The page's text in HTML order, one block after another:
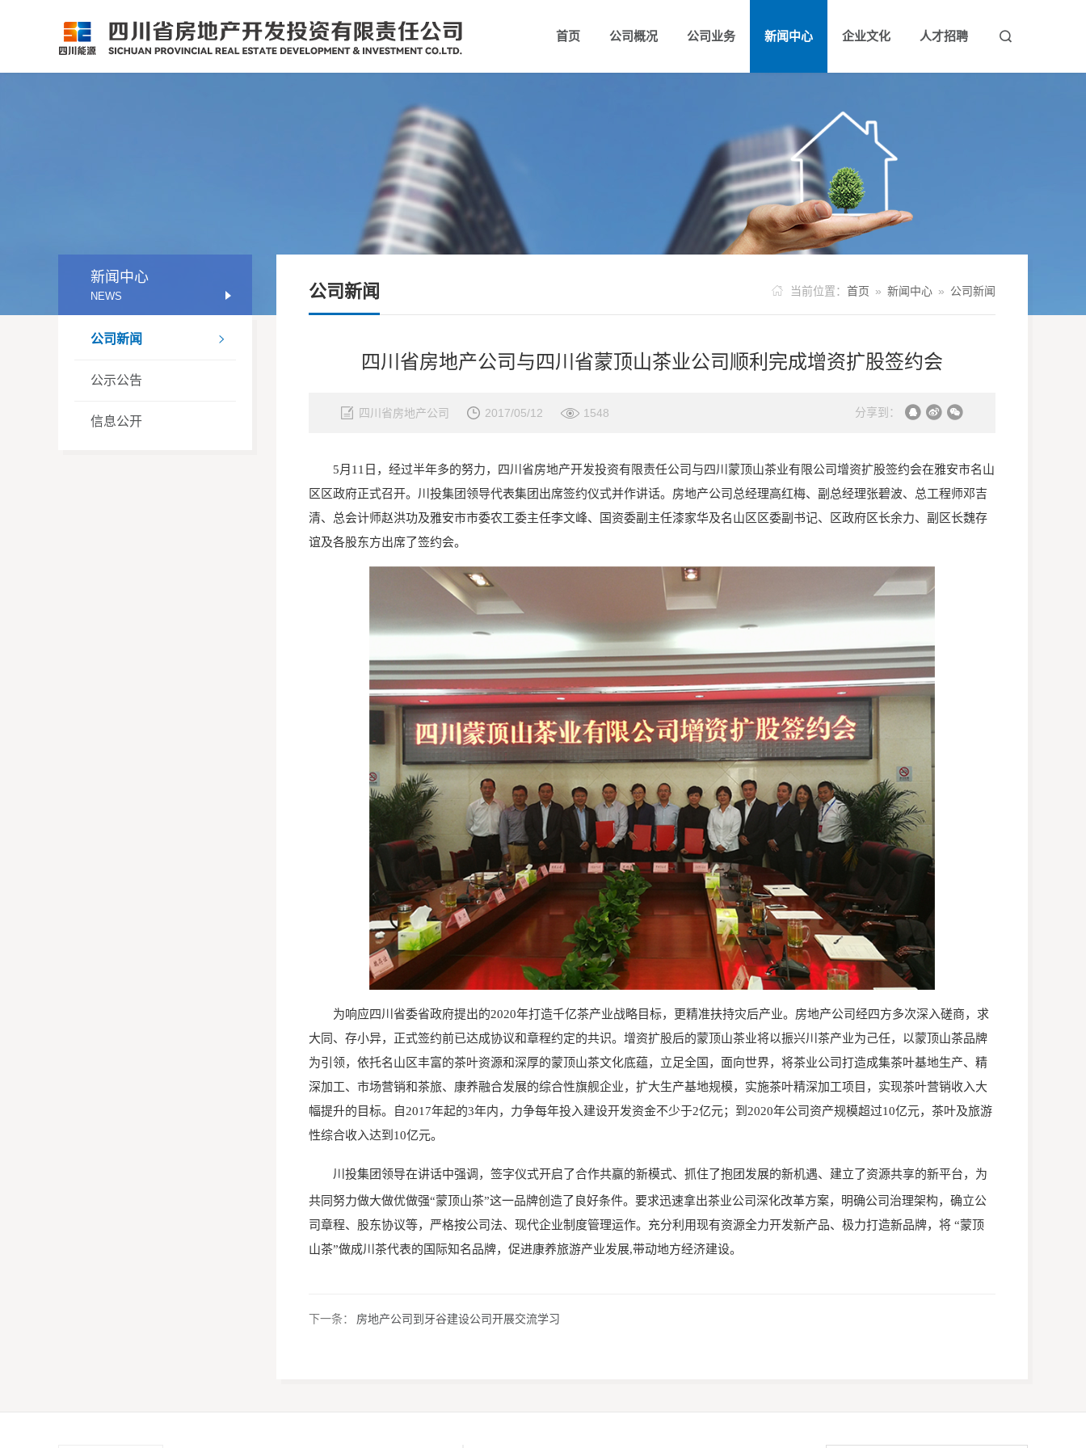
首页 公司概况 公司业务 新闻中心 企业文化 人才招聘

社会责任
人才招聘

新闻中心
NEWS

公司新闻
公示公告
信息公开
公司新闻  当前位置： 首页 » 新闻中心 » 公司新闻
四川省房地产公司与四川省蒙顶山茶业公司顺利完成增资扩股签约会
四川省房地产公司 2017/05/12 1548 分享到：
5月11日，经过半年多的努力，四川省房地产开发投资有限责任公司与四川蒙顶山茶业有限公司增资扩股签约会在雅安市名山
区区政府正式召开。川投集团领导代表集团出席签约仪式并作讲话。房地产公司总经理高红梅、副总经理张碧波、总工程师邓吉
清、总会计师赵洪功及雅安市市委农工委主任李文峰、国资委副主任漆家华及名山区区委副书记、区政府区长余力、副区长魏存
谊及各股东方出席了签约会。
为响应四川省委省政府提出的2020年打造千亿茶产业战略目标，更精准扶持灾后产业。房地产公司经四方多次深入磋商，求
大同、存小异，正式签约前已达成协议和章程约定的共识。增资扩股后的蒙顶山茶业将以振兴川茶产业为己任，以蒙顶山茶品牌
为引领，依托名山区丰富的茶叶资源和深厚的蒙顶山茶文化底蕴，立足全国，面向世界，将茶业公司打造成集茶叶基地生产、精
深加工、市场营销和茶旅、康养融合发展的综合性旗舰企业，扩大生产基地规模，实施茶叶精深加工项目，实现茶叶营销收入大
幅提升的目标。自2017年起的3年内，力争每年投入建设开发资金不少于2亿元；到2020年公司资产规模超过10亿元，茶叶及旅游
性综合收入达到10亿元。
川投集团领导在讲话中强调，签字仪式开启了合作共赢的新模式、抓住了抱团发展的新机遇、建立了资源共享的新平台，为
共同努力做大做优做强“蒙顶山茶”这一品牌创造了良好条件。要求迅速拿出茶业公司深化改革方案，明确公司治理架构，确立公
司章程、股东协议等，严格按公司法、现代企业制度管理运作。充分利用现有资源全力开发新产品、极力打造新品牌，将 “蒙顶
山茶”做成川茶代表的国际知名品牌，促进康养旅游产业发展,带动地方经济建设。
下一条： 房地产公司到牙谷建设公司开展交流学习